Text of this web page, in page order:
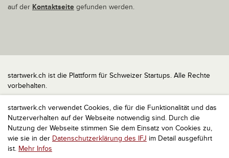
startwerk.ch verwendet Cookies, die für die Funktionalität und das
Nutzerverhalten auf der Webseite notwendig sind. Durch die
Nutzung der Webseite stimmen Sie dem Einsatz von Cookies zu,
wie sie in der Datenschutzerklärung des IFJ im Detail ausgeführt
ist. Mehr Infos
auf der Kontaktseite gefunden werden.
startwerk.ch ist die Plattform für Schweizer Startups. Alle Rechte
vorbehalten.
Impressum
Kontakt
nach oben